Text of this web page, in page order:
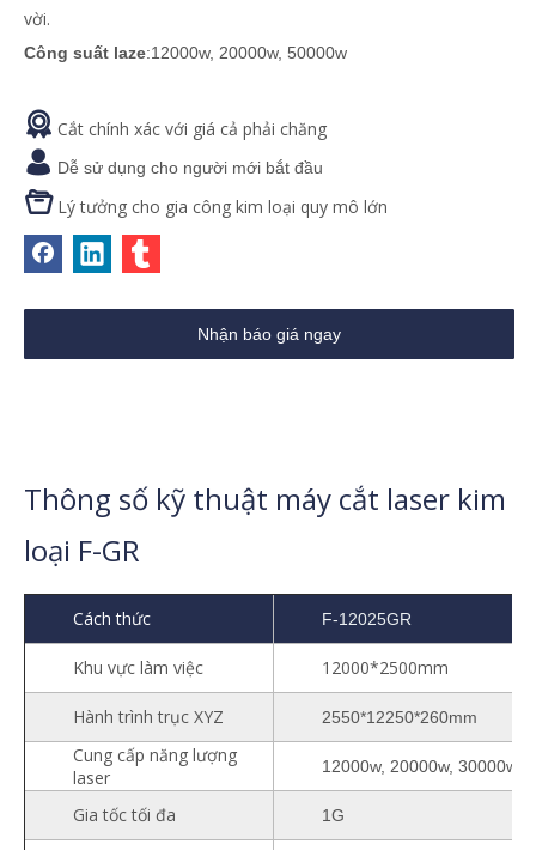
vời.
Công suất laze:12000w, 20000w, 50000w
 Cắt chính xác với giá cả phải chăng
 Dễ sử dụng cho người mới bắt đầu
Lý tưởng cho gia công kim loại quy mô lớn
Nhận báo giá ngay
Thông số kỹ thuật máy cắt laser kim
loại F-GR
Cách thức F-12025GR
Khu vực làm việc 12000*2500mm
Hành trình trục XYZ 2550*12250*260mm
Cung cấp năng lượng
laser
12000w, 20000w, 30000w,
Gia tốc tối đa 1G